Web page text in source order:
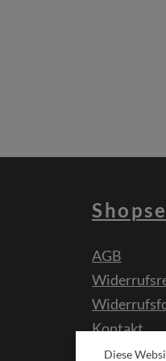
AGB
Kontakt
Diese